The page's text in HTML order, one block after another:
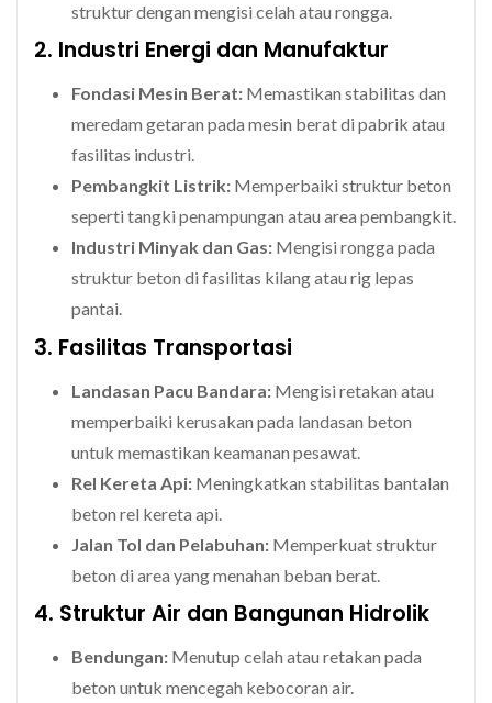
struktur dengan mengisi celah atau rongga.
2. Industri Energi dan Manufaktur
Fondasi Mesin Berat: Memastikan stabilitas dan
meredam getaran pada mesin berat di pabrik atau
fasilitas industri.
Pembangkit Listrik: Memperbaiki struktur beton
seperti tangki penampungan atau area pembangkit.
Industri Minyak dan Gas: Mengisi rongga pada
struktur beton di fasilitas kilang atau rig lepas
pantai.
3. Fasilitas Transportasi
Landasan Pacu Bandara: Mengisi retakan atau
memperbaiki kerusakan pada landasan beton
untuk memastikan keamanan pesawat.
Rel Kereta Api: Meningkatkan stabilitas bantalan
beton rel kereta api.
Jalan Tol dan Pelabuhan: Memperkuat struktur
beton di area yang menahan beban berat.
4. Struktur Air dan Bangunan Hidrolik
Bendungan: Menutup celah atau retakan pada
beton untuk mencegah kebocoran air.